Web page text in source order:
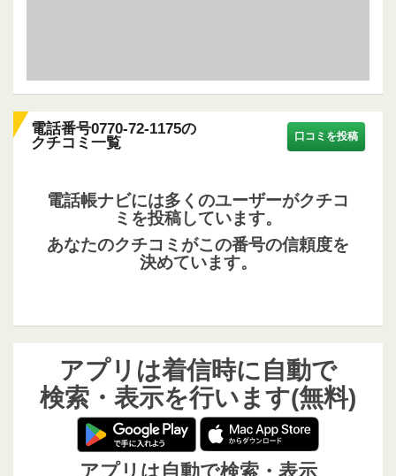
電話番号0770-72-1175の
クチコミ一覧
口コミを投稿
電話帳ナビには多くのユーザーがクチコ
ミを投稿しています。
あなたのクチコミがこの番号の信頼度を
決めています。
アプリは着信時に自動で
検索・表示を行います(無料)
アプリは自動で検索・表示